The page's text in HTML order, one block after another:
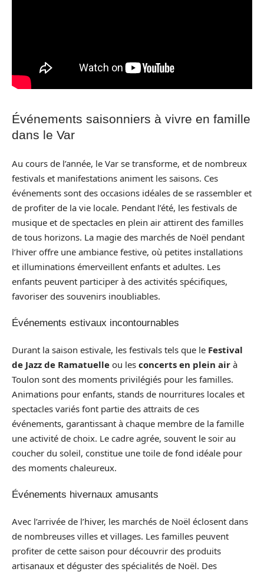
Événements saisonniers à vivre en famille
dans le Var
Au cours de l’année, le Var se transforme, et de nombreux
festivals et manifestations animent les saisons. Ces
événements sont des occasions idéales de se rassembler et
de profiter de la vie locale. Pendant l’été, les festivals de
musique et de spectacles en plein air attirent des familles
de tous horizons. La magie des marchés de Noël pendant
l’hiver offre une ambiance festive, où petites installations
et illuminations émerveillent enfants et adultes. Les
enfants peuvent participer à des activités spécifiques,
favoriser des souvenirs inoubliables.
Événements estivaux incontournables
Durant la saison estivale, les festivals tels que le Festival
de Jazz de Ramatuelle ou les concerts en plein air à
Toulon sont des moments privilégiés pour les familles.
Animations pour enfants, stands de nourritures locales et
spectacles variés font partie des attraits de ces
événements, garantissant à chaque membre de la famille
une activité de choix. Le cadre agrée, souvent le soir au
coucher du soleil, constitue une toile de fond idéale pour
des moments chaleureux.
Événements hivernaux amusants
Avec l’arrivée de l’hiver, les marchés de Noël éclosent dans
de nombreuses villes et villages. Les familles peuvent
profiter de cette saison pour découvrir des produits
artisanaux et déguster des spécialités de Noël. Des